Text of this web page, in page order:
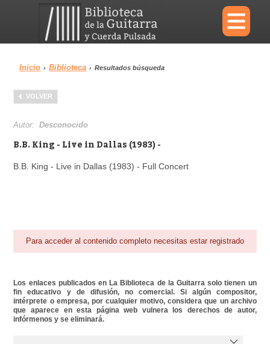
×
Menu
Biblioteca
Inicio › Biblioteca › Resultados búsqueda
VOLVER
Autor:Desconocido
B.B. King - Live in Dallas (1983) -
B.B. King - Live in Dallas (1983) - Full Concert
Para acceder al contenido completo necesitas estar registrado
Los enlaces publicados en La Biblioteca de la Guitarra solo tienen un
fin educativo y de difusión, no comercial. Si algún compositor,
intérprete o empresa, por cualquier motivo, considera que un archivo
que aparece en esta página web vulnera los derechos de autor,
infórmenos y se eliminará.